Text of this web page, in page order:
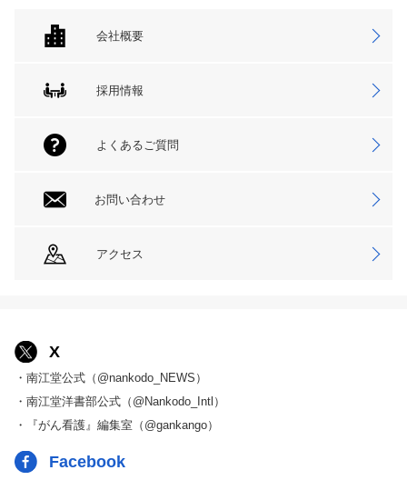
会社概要
採用情報
よくあるご質問
お問い合わせ
アクセス
X
・南江堂公式（@nankodo_NEWS）
・南江堂洋書部公式（@Nankodo_Intl）
・『がん看護』編集室（@gankango）
Facebook